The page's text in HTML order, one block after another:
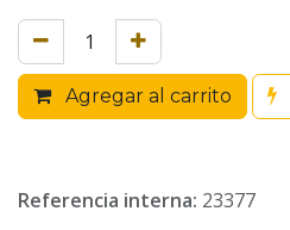
Agregar al carrito
Referencia interna: 23377